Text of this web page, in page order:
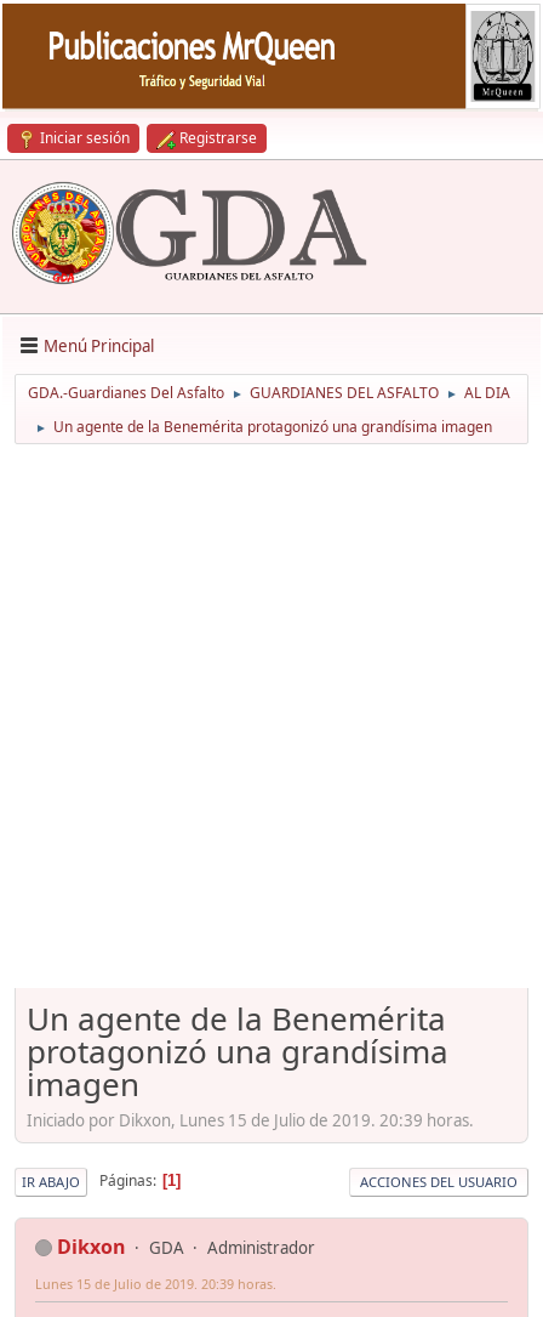
Iniciar sesión Registrarse
Menú Principal
GDA.-Guardianes Del Asfalto ► GUARDIANES DEL ASFALTO ► AL DIA
► Un agente de la Benemérita protagonizó una grandísima imagen
Un agente de la Benemérita
protagonizó una grandísima
imagen
Iniciado por Dikxon, Lunes 15 de Julio de 2019. 20:39 horas.
IR ABAJO Páginas 1 ACCIONES DEL USUARIO
Dikxon GDA Administrador
Lunes 15 de Julio de 2019. 20:39 horas.